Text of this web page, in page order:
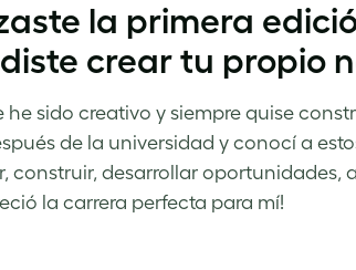
la primera
crear tu propio
he sido creativo y siempre quise
de la universidad y conocí a
construir, desarrollar oportunidades,
la carrera perfecta para mí!